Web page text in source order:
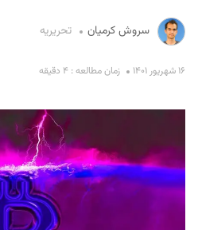
سروش کرمیان تحریریه
۱۶ شهریور ۱۴۰۱ زمان مطالعه : ۴ دقیقه